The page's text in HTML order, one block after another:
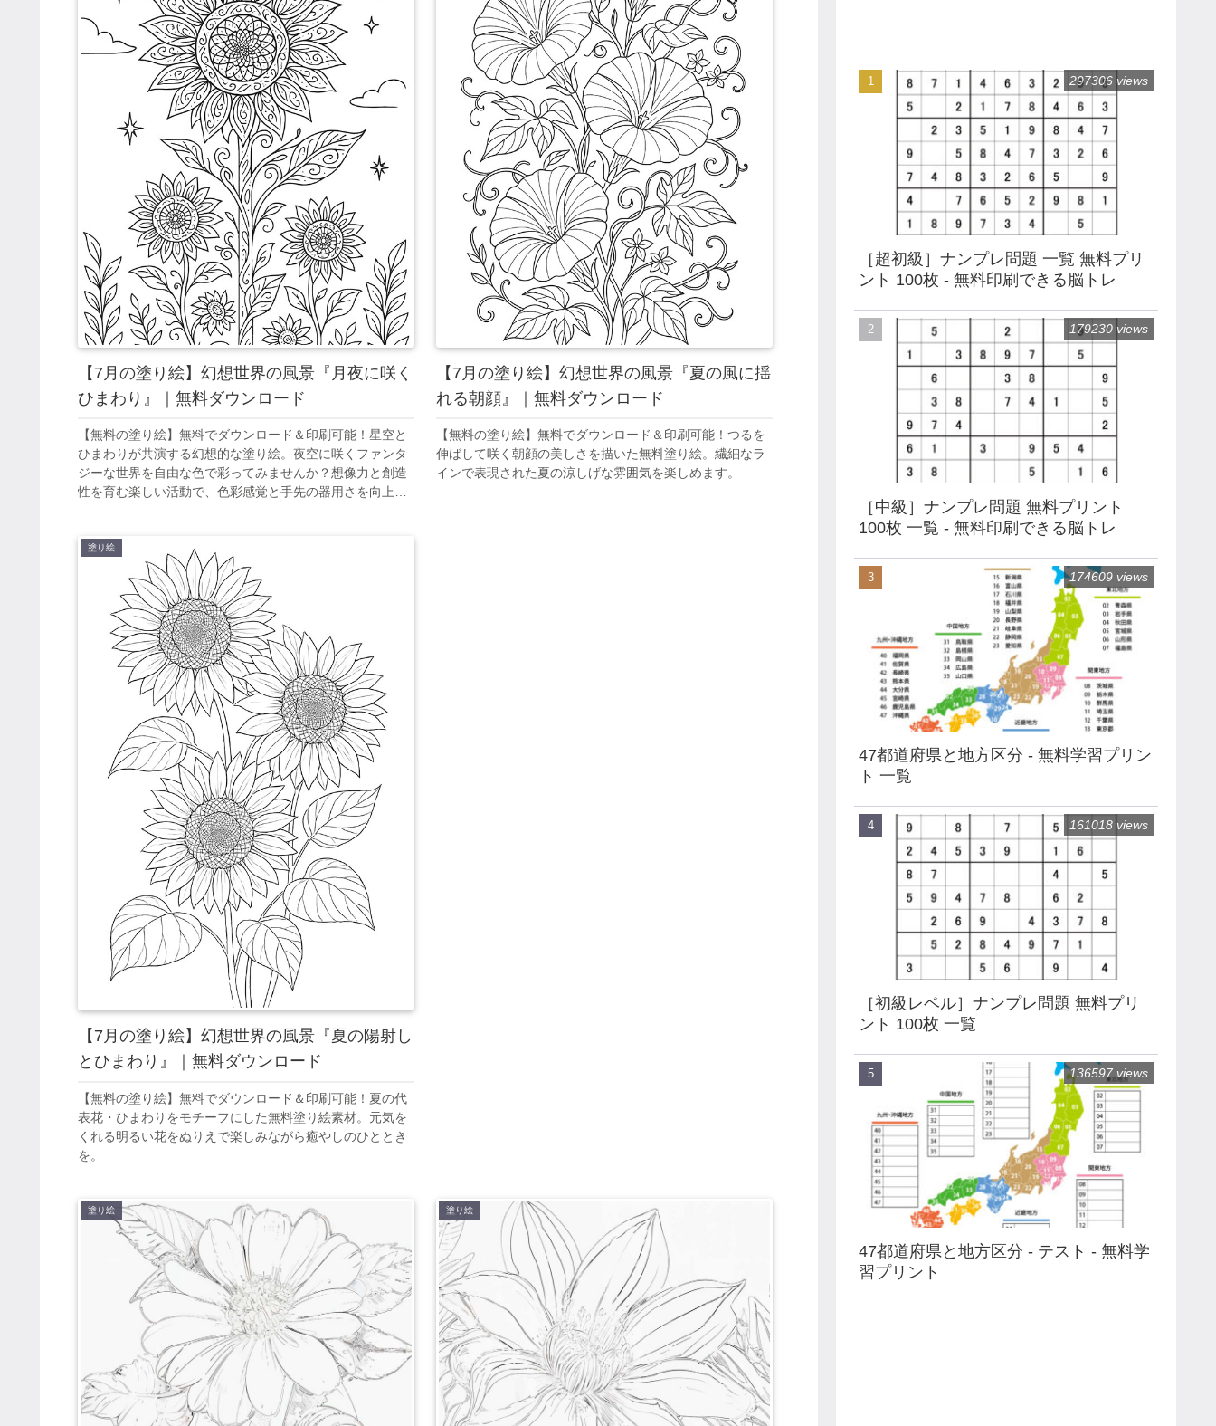
【7月の塗り絵】幻想世界の風景『月夜に咲く
ひまわり』｜無料ダウンロード
【無料の塗り絵】無料でダウンロード＆印刷可能！星空と
ひまわりが共演する幻想的な塗り絵。夜空に咲くファンタ
ジーな世界を自由な色で彩ってみませんか？想像力と創造
性を育む楽しい活動で、色彩感覚と手先の器用さを向上さ
【7月の塗り絵】幻想世界の風景『夏の風に揺
れる朝顔』｜無料ダウンロード
【無料の塗り絵】無料でダウンロード＆印刷可能！つるを
伸ばして咲く朝顔の美しさを描いた無料塗り絵。繊細なラ
インで表現された夏の涼しげな雰囲気を楽しめます。
塗り絵
【7月の塗り絵】幻想世界の風景『夏の陽射し
とひまわり』｜無料ダウンロード
【無料の塗り絵】無料でダウンロード＆印刷可能！夏の代
表花・ひまわりをモチーフにした無料塗り絵素材。元気を
くれる明るい花をぬりえで楽しみながら癒やしのひととき
を。
塗り絵 塗り絵
［超初級］ナンプレ問題 一覧 無料プリ
ント 100枚 - 無料印刷できる脳トレ
297306 views
［中級］ナンプレ問題 無料プリント
100枚 一覧 - 無料印刷できる脳トレ
179230 views
47都道府県と地方区分 - 無料学習プリン
ト 一覧
174609 views
［初級レベル］ナンプレ問題 無料プリ
ント 100枚 一覧
161018 views
47都道府県と地方区分 - テスト - 無料学
習プリント
136597 views